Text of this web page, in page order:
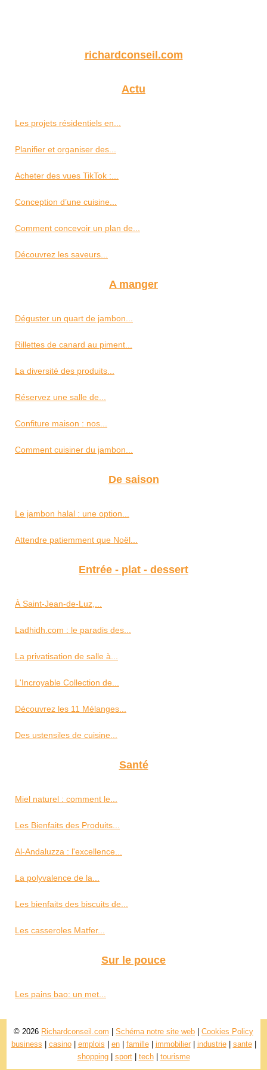
richardconseil.com
Actu
Les projets résidentiels en...
Planifier et organiser des...
Acheter des vues TikTok :...
Conception d’une cuisine...
Comment concevoir un plan de...
Découvrez les saveurs...
A manger
Déguster un quart de jambon...
Rillettes de canard au piment...
La diversité des produits...
Réservez une salle de...
Confiture maison : nos...
Comment cuisiner du jambon...
De saison
Le jambon halal : une option...
Attendre patiemment que Noël...
Entrée - plat - dessert
À Saint‑Jean‑de‑Luz,...
Ladhidh.com : le paradis des...
La privatisation de salle à...
L'Incroyable Collection de...
Découvrez les 11 Mélanges...
Des ustensiles de cuisine...
Santé
Miel naturel : comment le...
Les Bienfaits des Produits...
Al-Andaluzza : l'excellence...
La polyvalence de la...
Les bienfaits des biscuits de...
Les casseroles Matfer...
Sur le pouce
Les pains bao: un met...
© 2026 Richardconseil.com Schéma notre site web
Cookies Policy
business
casino| emplois en| famille| immobilier| industrie| sante|
shopping| sport| tech| tourisme